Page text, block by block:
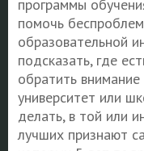
программы
помочь
образовательной
подсказать, где
обратить
университет или
делать, в той или
лучших признают